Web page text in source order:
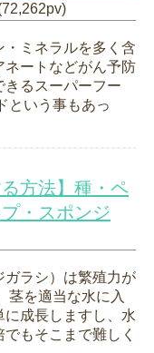
・ミネラルを多く含
ネートなどがん予防
るスーパーフー
という事もあっ
方法】種・ペ
・スポンジ
ガラシ）は繁殖力が
茎を適当な水に入
に成長しますし、水
もそこまで難しく